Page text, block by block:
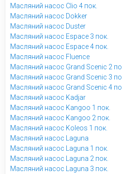
Масляний насос Clio 4 пок.
Масляний насос Dokker
Масляний насос Duster
Масляний насос Espace 3 пок.
Масляний насос Espace 4 пок.
Масляний насос Fluence
Масляний насос Grand Scenic 2
Масляний насос Grand Scenic 3
Масляний насос Grand Scenic 4
Масляний насос Kadjar
Масляний насос Kangoo 1 пок.
Масляний насос Kangoo 2 пок.
Масляний насос Koleos 1 пок.
Масляний насос Laguna
Масляний насос Laguna 1 пок.
Масляний насос Laguna 2 пок.
Масляний насос Laguna 3 пок.